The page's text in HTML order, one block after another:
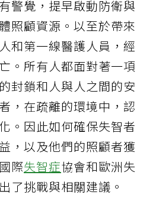
警覺，提早啟動防衛與
照顧資源。以至於帶來
和第一線醫護人員，經
。所有人都面對著一項
封鎖和人與人之間的安
，在疏離的環境中，認
。因此如何確保失智者
，以及他們的照顧者獲
際失智症協會和歐洲失
了挑戰與相關建議。